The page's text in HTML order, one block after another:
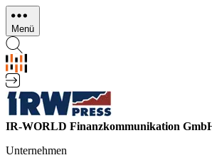
Direkt
zum
Inhalt
Menü
IR-WORLD Finanzkommunikation
Unternehmen